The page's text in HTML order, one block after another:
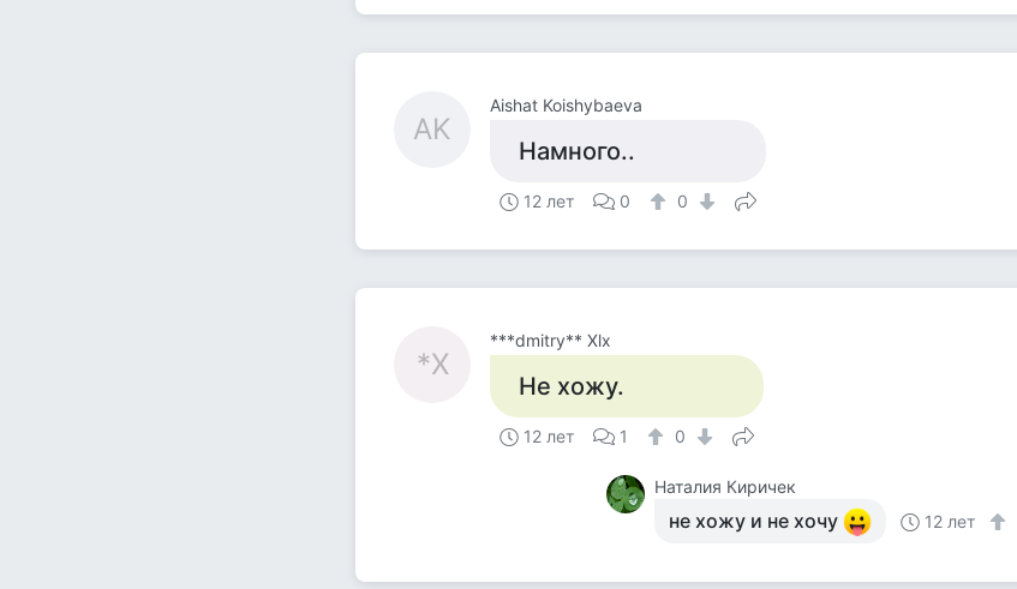
AK
Aishat Koishybaeva
Намного..
12 лет 0 0
*Х
***dmitry** Хlх
Не хожу.
12 лет 1 0
Наталия Киричек
не хожу и не хочу 12 лет